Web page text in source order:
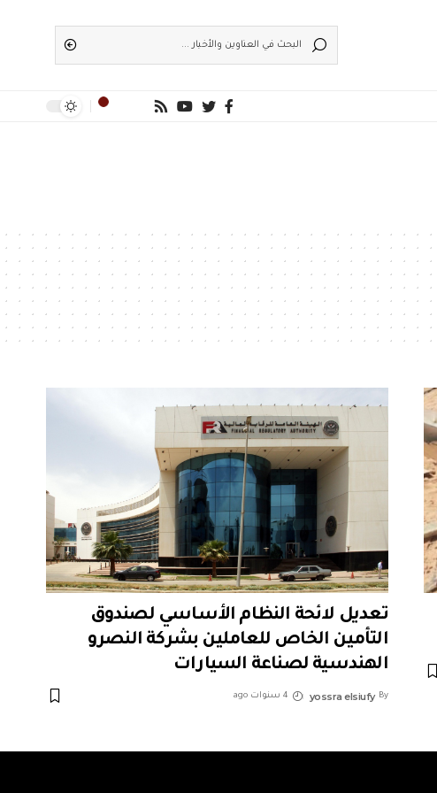
تعديل لائحة النظام الأساسي لصندوق
التأمين الخاص للعاملين بشركة النصرو
الهندسية لصناعة السيارات
By
yossra elsiufy 4 سنوات ago